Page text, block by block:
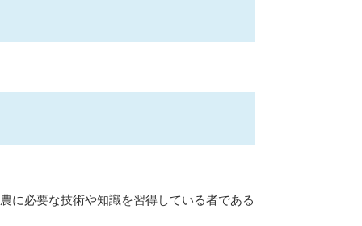
に必要な技術や知識を習得している者である